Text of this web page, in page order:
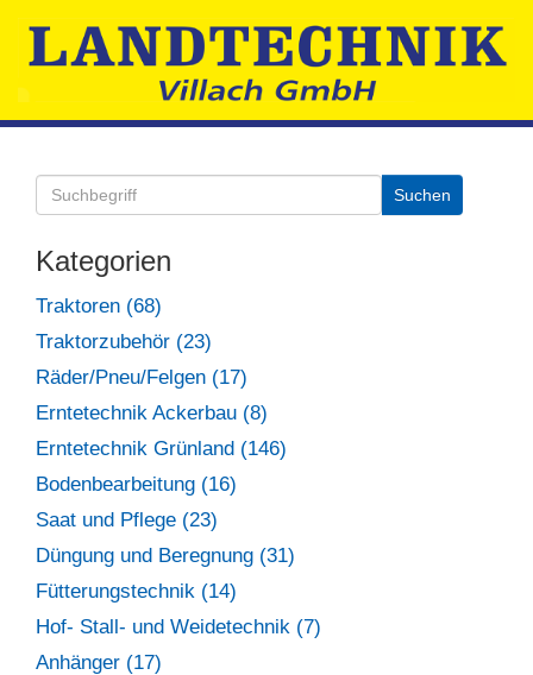
Kategorien
Traktoren (68)
Traktorzubehör (23)
Räder/Pneu/Felgen (17)
Erntetechnik Ackerbau (8)
Erntetechnik Grünland (146)
Bodenbearbeitung (16)
Saat und Pflege (23)
Düngung und Beregnung (31)
Fütterungstechnik (14)
Hof- Stall- und Weidetechnik (7)
Anhänger (17)